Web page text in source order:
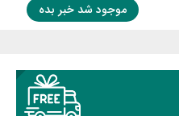
موجود شد خبر بده